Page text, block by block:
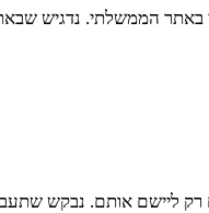
הממשלתי. נדגיש
ליישם אותם. נבקש